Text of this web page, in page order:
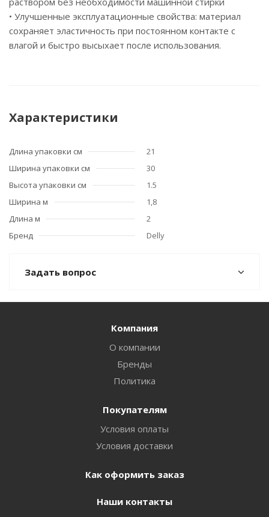
• Улучшенные эксплуатационные свойства: материал
сохраняет эластичность при постоянном контакте с
влагой и быстро высыхает после использования.
Характеристики
Длина упаковки см
21
Ширина упаковки см
30
Высота упаковки см
1.5
Ширина м
1,8
Длина м
2
Бренд
Delly
Задать вопрос
Компания
О компании
Бренды
Политика
Покупателям
Условия оплаты
Условия доставки
Как оформить заказ
Наши контакты